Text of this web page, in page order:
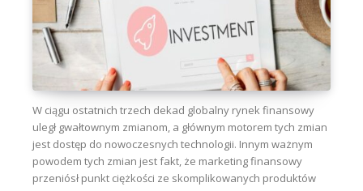
W ciągu ostatnich trzech dekad globalny rynek finansowy
uległ gwałtownym zmianom, a głównym motorem tych zmian
jest dostęp do nowoczesnych technologii. Innym ważnym
powodem tych zmian jest fakt, że marketing finansowy
przeniósł punkt ciężkości ze skomplikowanych produktów